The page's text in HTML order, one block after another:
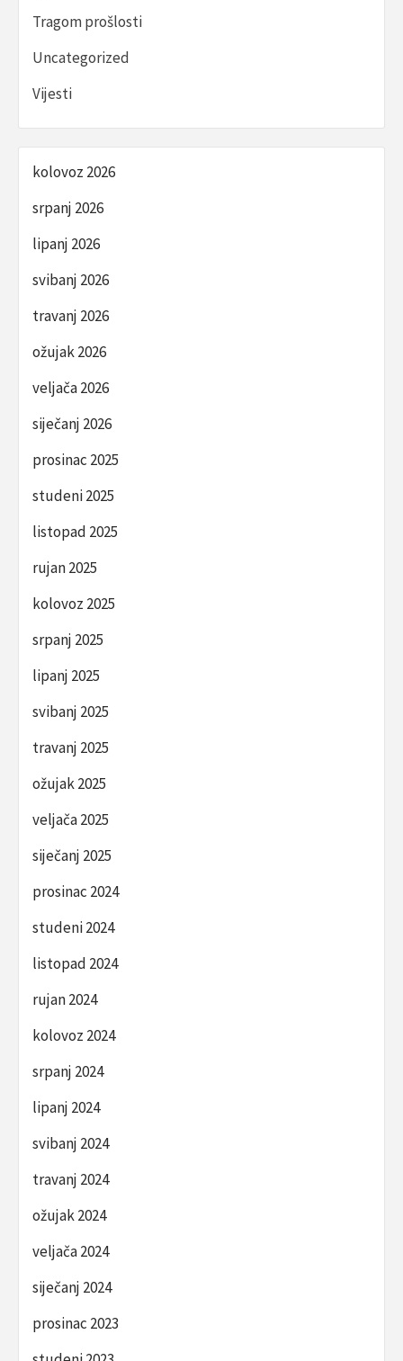
Tragom prošlosti
Uncategorized
Vijesti
kolovoz 2026
srpanj 2026
lipanj 2026
svibanj 2026
travanj 2026
ožujak 2026
veljača 2026
siječanj 2026
prosinac 2025
studeni 2025
listopad 2025
rujan 2025
kolovoz 2025
srpanj 2025
lipanj 2025
svibanj 2025
travanj 2025
ožujak 2025
veljača 2025
siječanj 2025
prosinac 2024
studeni 2024
listopad 2024
rujan 2024
kolovoz 2024
srpanj 2024
lipanj 2024
svibanj 2024
travanj 2024
ožujak 2024
veljača 2024
siječanj 2024
prosinac 2023